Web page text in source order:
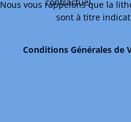
Conditions Générales de
Nous vous rappelons que la
sont à titre